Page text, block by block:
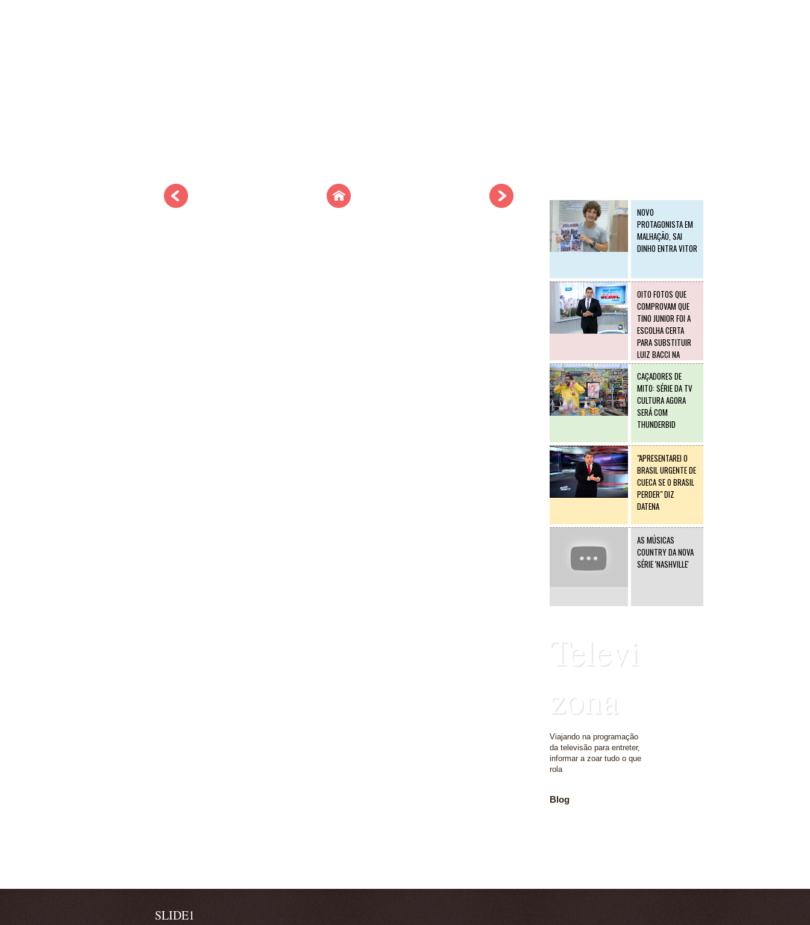
NOVO
PROTAGONISTA EM
MALHAÇÃO, SAI
DINHO ENTRA VITOR
OITO FOTOS QUE
COMPROVAM QUE
TINO JUNIOR FOI A
ESCOLHA CERTA
PARA SUBSTITUIR
LUIZ BACCI NA
RECORD
CAÇADORES DE
MITO: SÉRIE DA TV
CULTURA AGORA
SERÁ COM
THUNDERBID
"APRESENTAREI O
BRASIL URGENTE DE
CUECA SE O BRASIL
PERDER" DIZ
DATENA
AS MÚSICAS
COUNTRY DA NOVA
SÉRIE 'NASHVILLE'
Televi
zona
Viajando na programação
da televisão para entreter,
informar a zoar tudo o que
rola
Blog
SLIDE1